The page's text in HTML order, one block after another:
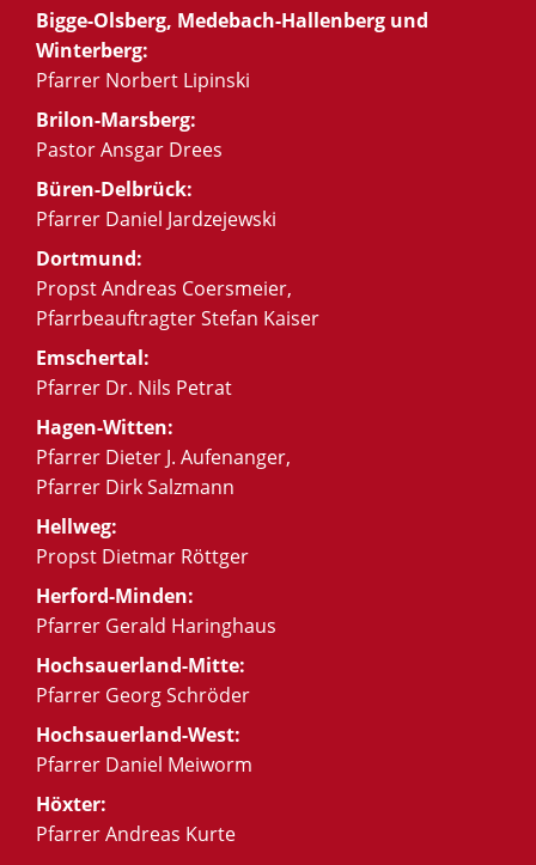
Bigge-Olsberg, Medebach-Hallenberg und
Winterberg:
Pfarrer Norbert Lipinski
Brilon-Marsberg:
Pastor Ansgar Drees
Büren-Delbrück:
Pfarrer Daniel Jardzejewski
Dortmund:
Propst Andreas Coersmeier,
Pfarrbeauftragter Stefan Kaiser
Emschertal:
Pfarrer Dr. Nils Petrat
Hagen-Witten:
Pfarrer Dieter J. Aufenanger,
Pfarrer Dirk Salzmann
Hellweg:
Propst Dietmar Röttger
Herford-Minden:
Pfarrer Gerald Haringhaus
Hochsauerland-Mitte:
Pfarrer Georg Schröder
Hochsauerland-West:
Pfarrer Daniel Meiworm
Höxter:
Pfarrer Andreas Kurte